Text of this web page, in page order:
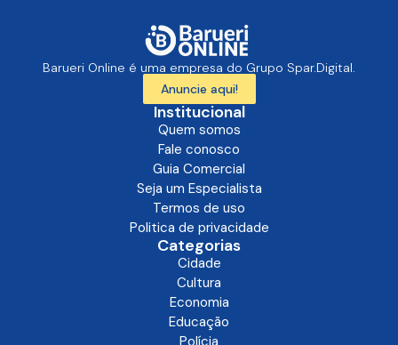
Barueri Online é uma empresa do Grupo Spar.Digital.
Anuncie aqui!
Institucional
Quem somos
Fale conosco
Guia Comercial
Seja um Especialista
Termos de uso
Politica de privacidade
Categorias
Cidade
Cultura
Economia
Educação